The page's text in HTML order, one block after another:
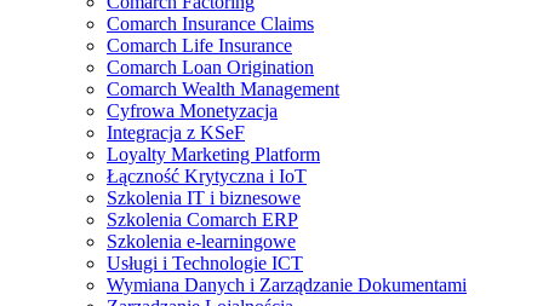
Comarch Insurance Claims
Comarch Life Insurance
Comarch Loan Origination
Comarch Wealth Management
Cyfrowa Monetyzacja
Integracja z KSeF
Loyalty Marketing Platform
Łączność Krytyczna i IoT
Szkolenia IT i biznesowe
Szkolenia Comarch ERP
Szkolenia e-learningowe
Usługi i Technologie ICT
Wymiana Danych i Zarządzanie Dokumentami